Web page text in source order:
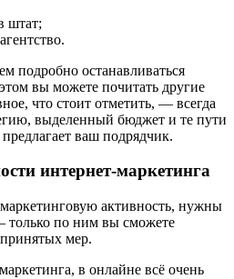
штат;
подробно останавливаться
вы можете почитать другие
что стоит отметить, — всегда
выделенный бюджет и те пути
ваш подрядчик.
интернет-маркетинга
активность, нужны
по ним вы сможете
мер.
в онлайне всё очень